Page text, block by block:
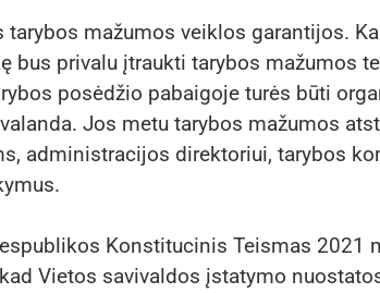
tarybos mažumos veiklos garantijos.
bus privalu įtraukti tarybos mažumos
posėdžio pabaigoje turės būti
Jos metu tarybos mažumos
administracijos direktoriui, tarybos
Konstitucinis Teismas 2021
Vietos savivaldos įstatymo